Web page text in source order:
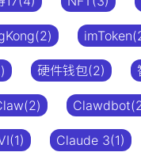
硬件钱包(2)
Claude 3(1)